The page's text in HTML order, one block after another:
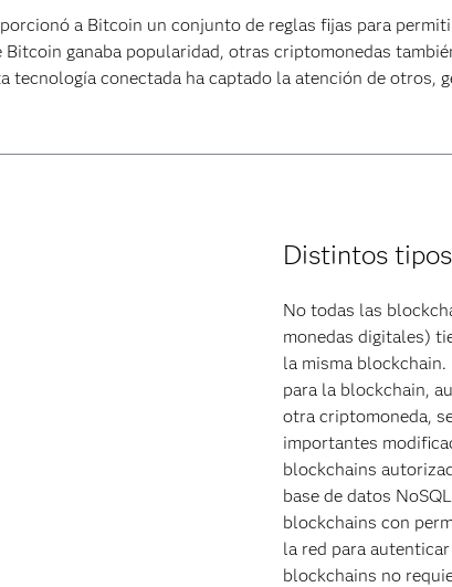
a Bitcoin un conjunto de reglas fijas para
ganaba popularidad, otras criptomonedas
tecnología conectada ha captado la atención de
Distintos
No todas las
monedas digitales)
la misma
para la blockchain,
otra criptomoneda,
importantes
blockchains
base de datos
blockchains con
la red para
blockchains no